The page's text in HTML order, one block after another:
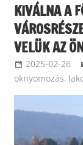
KIVÁLNA A
VELÜK AZ
2025-02-26
oknyomozás,